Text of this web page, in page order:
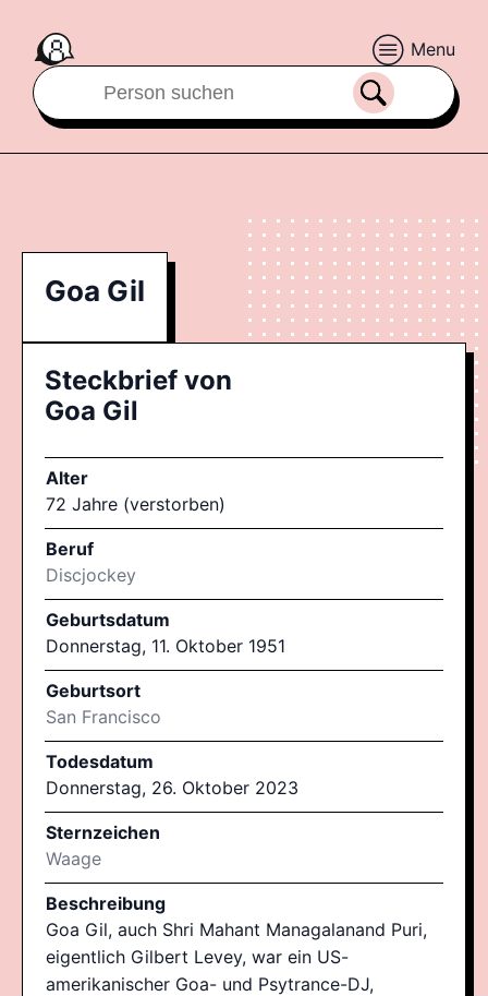
Menu
Goa Gil
Steckbrief von
Goa Gil
Alter
72 Jahre (verstorben)
Beruf
Discjockey
Geburtsdatum
Donnerstag, 11. Oktober 1951
Geburtsort
San Francisco
Todesdatum
Donnerstag, 26. Oktober 2023
Sternzeichen
Waage
Beschreibung
Goa Gil, auch Shri Mahant Managalanand Puri,
eigentlich Gilbert Levey, war ein US-
amerikanischer Goa- und Psytrance-DJ,